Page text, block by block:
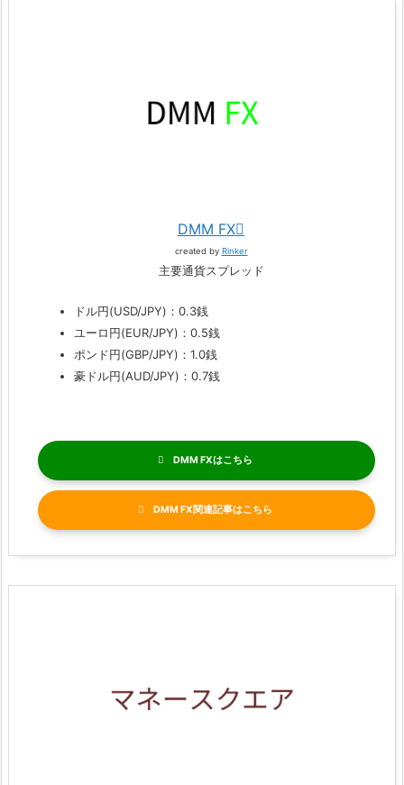
DMM FX
created by Rinker
主要通貨スプレッド
ドル円(USD/JPY)：0.3銭
ユーロ円(EUR/JPY)：0.5銭
ポンド円(GBP/JPY)：1.0銭
豪ドル円(AUD/JPY)：0.7銭
DMM FX
DMM FX関連記事